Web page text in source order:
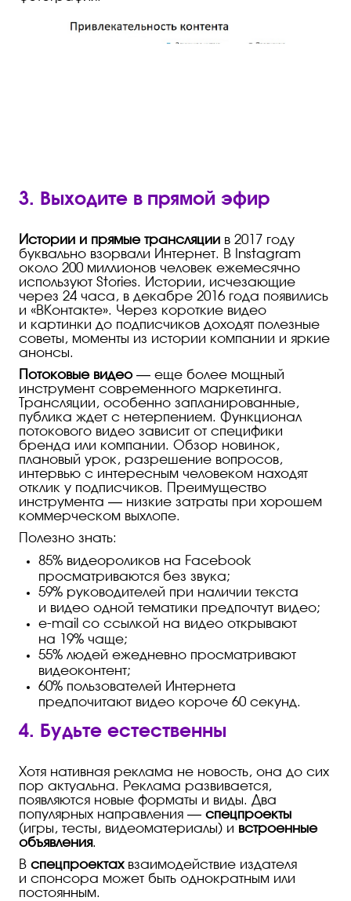
3. Выходите в прямой эфир
Истории и прямые трансляции в 2017 году
буквально взорвали Интернет. В Instagram
около 200 миллионов человек ежемесячно
используют Stories. Истории, исчезающие
через 24 часа, в декабре 2016 года появились
и «ВКонтакте». Через короткие видео
и картинки до подписчиков доходят полезные
советы, моменты из истории компании и яркие
анонсы.
Потоковые видео— еще более мощный
инструмент современного маркетинга.
Трансляции, особенно запланированные,
публика ждет с нетерпением. Функционал
потокового видео зависит от специфики
бренда или компании. Обзор новинок,
плановый урок, разрешение вопросов,
интервью с интересным человеком находят
отклик у подписчиков. Преимущество
инструмента — низкие затраты при хорошем
коммерческом выхлопе.
Полезно знать:
85% видеороликов на Facebook
просматриваются без звука;
59% руководителей при наличии текста
и видео одной тематики предпочтут видео;
e-mail со ссылкой на видео открывают
на 19% чаще;
55% людей ежедневно просматривают
видеоконтент;
60% пользователей Интернета
предпочитают видео короче 60 секунд.
4. Будьте естественны
Хотя нативная реклама не новость, она до сих
пор актуальна. Реклама развивается,
появляются новые форматы и виды. Два
популярных направления —спецпроекты
(игры, тесты, видеоматериалы) и встроенные
объявления.
Вспецпроектахвзаимодействие издателя
и спонсора может быть однократным или
постоянным.